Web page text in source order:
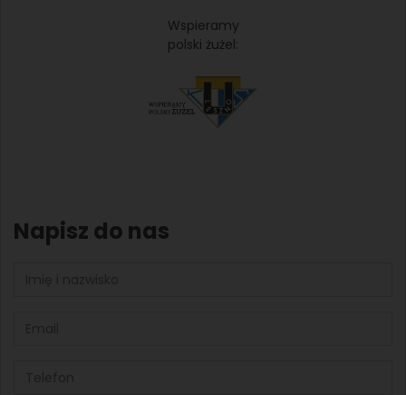
Wspieramy
polski żużel:
Napisz do nas